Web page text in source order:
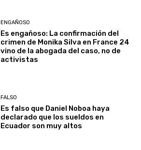
ENGAÑOSO
Es engañoso: La confirmación del
crimen de Monika Silva en France 24
vino de la abogada del caso, no de
activistas
FALSO
Es falso que Daniel Noboa haya
declarado que los sueldos en
Ecuador son muy altos